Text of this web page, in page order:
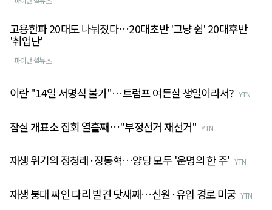
고용한파 20대도 나눠졌다…20대초반 '그냥 쉼' 20대후반
'취업난'
파이낸셜뉴스
이란 "14일 서명식 불가"…트럼프 여든살 생일이라서? YTN
잠실 개표소 집회 열흘째…"부정선거 재선거" YTN
재생 위기의 정청래·장동혁…양당 모두 '운명의 한 주' YTN
재생 붕대 싸인 다리 발견 닷새째…신원·유입 경로 미궁 YTN